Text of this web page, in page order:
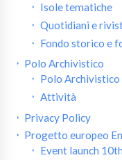
Isole tematiche
Quotidiani e
Fondo storico e
Polo Archivistico
Polo Archivistico
Attività
Privacy Policy
Progetto europeo
Event launch